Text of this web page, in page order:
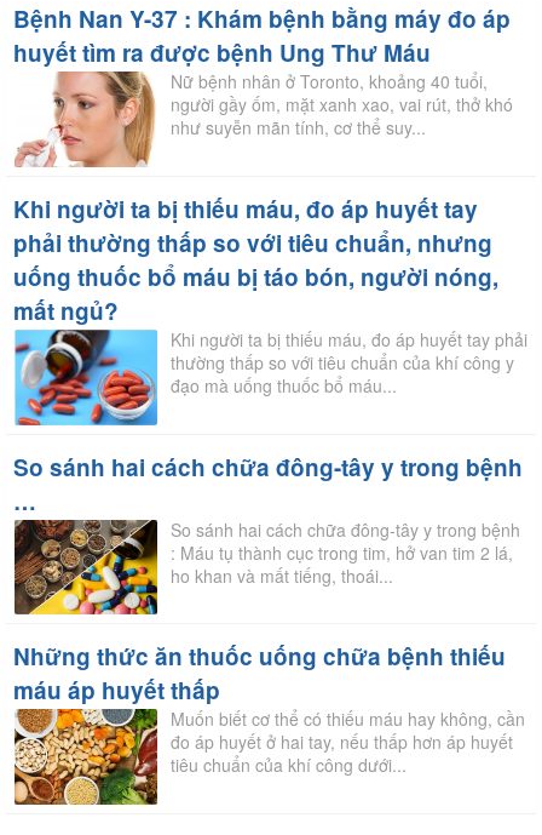
Bệnh Nan Y-37 : Khám bệnh bằng máy đo áp
huyết tìm ra được bệnh Ung Thư Máu
Nữ bệnh nhân ở Toronto, khoảng 40 tuổi,
người gầy ốm, mặt xanh xao, vai rút, thở khó
như suyễn mãn tính, cơ thể suy...
Khi người ta bị thiếu máu, đo áp huyết tay
phải thường thấp so với tiêu chuẩn, nhưng
uống thuốc bổ máu bị táo bón, người nóng,
mất ngủ?
Khi người ta bị thiếu máu, đo áp huyết tay phải
thường thấp so với tiêu chuẩn của khí công y
đạo mà uống thuốc bổ máu...
So sánh hai cách chữa đông-tây y trong bệnh
…
So sánh hai cách chữa đông-tây y trong bệnh
: Máu tụ thành cục trong tim, hở van tim 2 lá,
ho khan và mất tiếng, thoái...
Những thức ăn thuốc uống chữa bệnh thiếu
máu áp huyết thấp
Muốn biết cơ thể có thiếu máu hay không, cần
đo áp huyết ở hai tay, nếu thấp hơn áp huyết
tiêu chuẩn của khí công dưới...